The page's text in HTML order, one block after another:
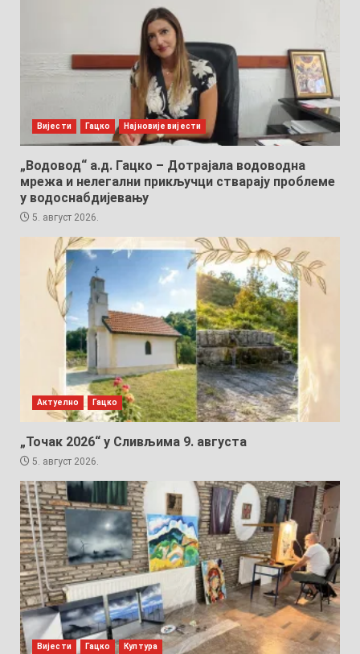
Вијести Гацко Најновије вијести
„Водовод“ а.д. Гацко – Дотрајала водоводна
мрежа и нелегални прикључци стварају проблеме
у водоснабдијевању
5. август 2026.
Актуелно Гацко
„Точак 2026“ у Сливљима 9. августа
5. август 2026.
Вијести Гацко Култура